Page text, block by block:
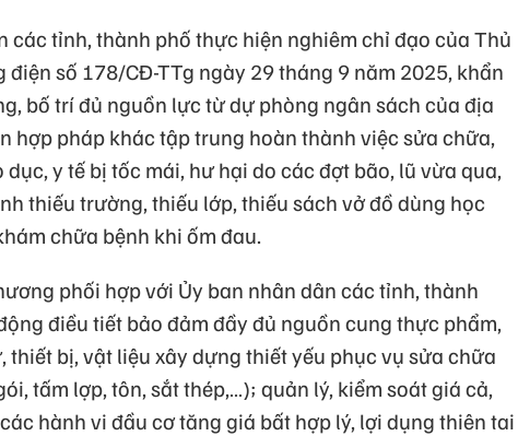
các tỉnh, thành phố thực hiện nghiêm chỉ đạo của Thủ
số 178/CĐ-TTg ngày 29 tháng 9 năm 2025, khẩn
bố trí đủ nguồn lực từ dự phòng ngân sách của địa
hợp pháp khác tập trung hoàn thành việc sửa chữa,
y tế bị tốc mái, hư hại do các đợt bão, lũ vừa qua,
thiếu trường, thiếu lớp, thiếu sách vở đồ dùng học
chữa bệnh khi ốm đau.
phối hợp với Ủy ban nhân dân các tỉnh, thành
điều tiết bảo đảm đầy đủ nguồn cung thực phẩm,
thiết bị, vật liệu xây dựng thiết yếu phục vụ sửa chữa
tấm lợp, tôn, sắt thép,…); quản lý, kiểm soát giá cả,
hành vi đầu cơ tăng giá bất hợp lý, lợi dụng thiên tai